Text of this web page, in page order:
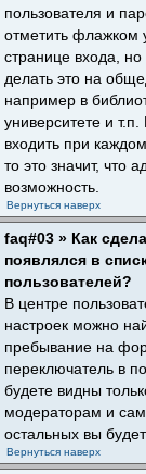
пользователя и
отметить флажком
странице входа,
делать это на
например в
университете и
входить при
то это значит, что
возможность.
Вернуться наверх
faq#03 » Как
появлялся в
пользователей?
В центре
настроек можно
пребывание на
переключатель в
будете видны
модераторам и
остальных вы
Вернуться наверх